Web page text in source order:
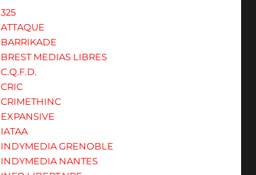
325
ATTAQUE
BARRIKADE
BREST MEDIAS LIBRES
C.Q.F.D.
CRIC
CRIMETHINC
EXPANSIVE
IATAA
INDYMEDIA GRENOBLE
INDYMEDIA NANTES